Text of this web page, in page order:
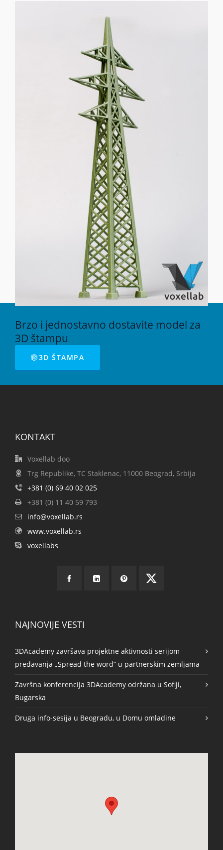
Brzo i jednostavno dostavite model za
3D štampu
3D ŠTAMPA
KONTAKT
Voxellab doo
Trg Republike, TC Staklenac, 11000 Beograd, Srbija
+381 (0) 69 40 02 025
+381 (0) 11 40 59 793
info@voxellab.rs
www.voxellab.rs
voxellabs
NAJNOVIJE VESTI
3DAcademy završava projektne aktivnosti serijom
predavanja „Spread the word“ u partnerskim zemljama
Završna konferencija 3DAcademy održana u Sofiji,
Bugarska
Druga info-sesija u Beogradu, u Domu omladine